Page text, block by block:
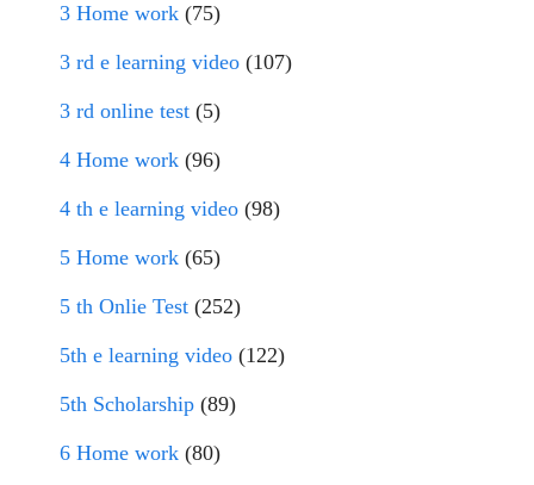
3 Home work (75)
3 rd e learning video (107)
3 rd online test (5)
4 Home work (96)
4 th e learning video (98)
5 Home work (65)
5 th Onlie Test (252)
5th e learning video (122)
5th Scholarship (89)
6 Home work (80)